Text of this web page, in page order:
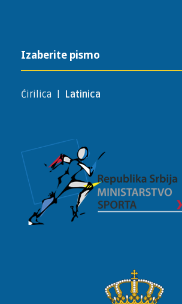
Izaberite pismo
Ćirilica Latinica